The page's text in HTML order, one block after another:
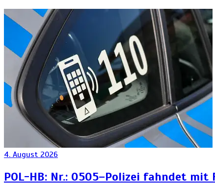
4. August 2026
POL-HB: Nr.: 0505–Polizei fahndet mit